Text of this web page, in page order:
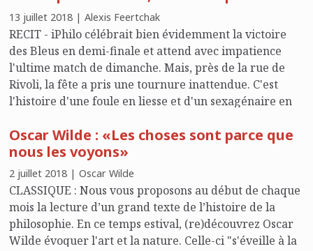
notre dur métier d’exister".
13 juillet 2018 | Alexis Feertchak
RECIT - iPhilo célébrait bien évidemment la victoire
des Bleus en demi-finale et attend avec impatience
l'ultime match de dimanche. Mais, près de la rue de
Rivoli, la fête a pris une tournure inattendue. C'est
l'histoire d'une foule en liesse et d'un sexagénaire en
créateur d'iPhilo dans une variation philosophique
inspirée par René Girard et Jean-Pierre Dupuy.
Oscar Wilde : «Les choses sont parce que
nous les voyons»
2 juillet 2018 | Oscar Wilde
CLASSIQUE : Nous vous proposons au début de chaque
mois la lecture d’un grand texte de l’histoire de la
philosophie. En ce temps estival, (re)découvrez Oscar
Wilde évoquer l'art et la nature. Celle-ci "s'éveille à la